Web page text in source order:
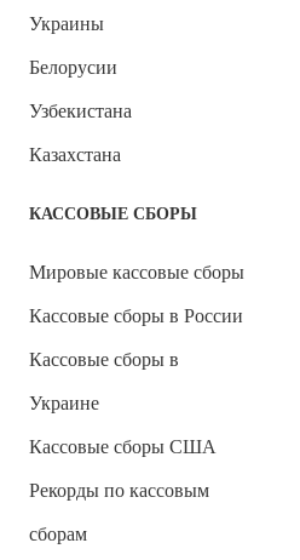
Украины
Белорусии
Узбекистана
Казахстана
КАССОВЫЕ СБОРЫ
Мировые кассовые сборы
Кассовые сборы в России
Кассовые сборы в
Украине
Кассовые сборы США
Рекорды по кассовым
сборам